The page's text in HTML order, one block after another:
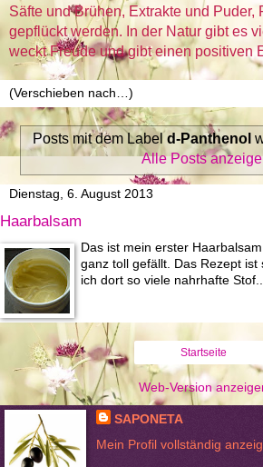
Säfte und Brühen, Extrakte und Puder,
gepflückt werden. In der Natur gibt es
weckt Freude und gibt einen positiven
Posts mit dem Label d-Panthenol
Alle Posts
Dienstag, 6. August 2013
Haarbalsam
Das ist mein erster
ganz toll gefällt. Das Rezept ist
ich dort so viele nahrhafte Stof...
Startseite
Web-Version
SAPONETA
Mein Profil vollständig